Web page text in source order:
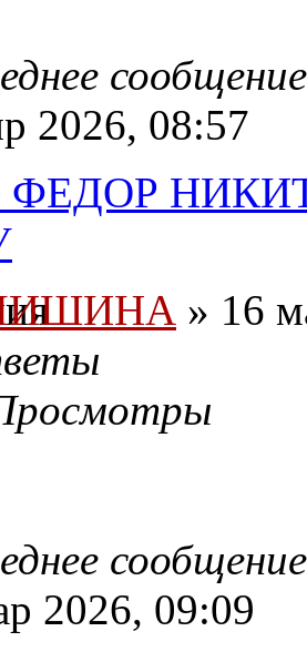
2026, 08:57
ФЕДОР
» 16
2026, 09:09